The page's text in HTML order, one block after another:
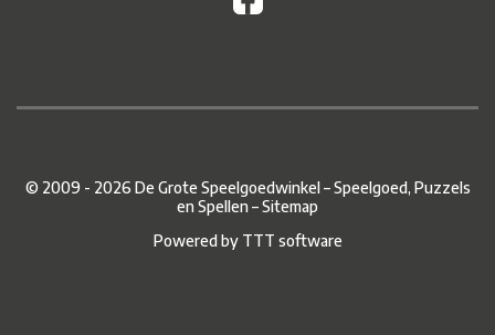
© 2009 - 2026 De Grote Speelgoedwinkel – Speelgoed, Puzzels
en Spellen –Sitemap
Powered by TTT software